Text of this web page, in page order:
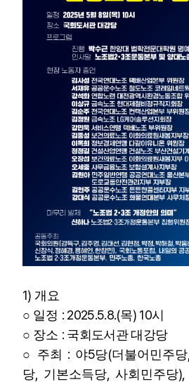
1) 개요
○ 일정 : 2025.5.8.(목) 10시
○ 장소 : 국회도서관 대강당
○ 주최 : 야5당(더불어민주당,
당
기본소득당, 사회민주당),